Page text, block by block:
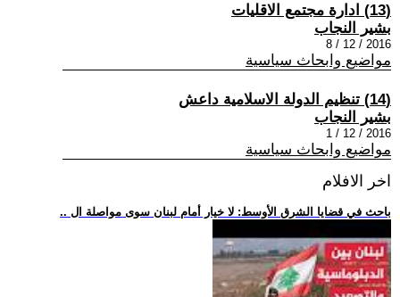
(13) ادارة مجتمع الاقليات
بشير النجاب
2016 / 12 / 8
مواضيع وابحاث سياسية
(14) تنظيم الدولة الاسلامية داعش
بشير النجاب
2016 / 12 / 1
مواضيع وابحاث سياسية
اخر الافلام
.. باحث في قضايا الشرق الأوسط: لا خيار أمام لبنان سوى مواصلة ال